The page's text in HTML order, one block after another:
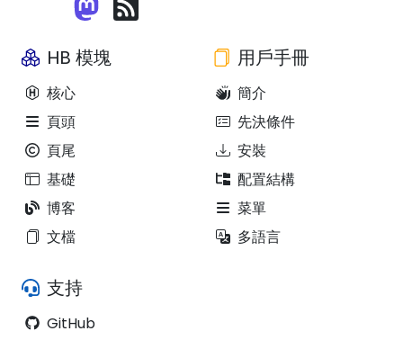
HB 模塊
核心
頁頭
頁尾
基礎
博客
文檔
用戶手冊
簡介
先決條件
安裝
配置結構
菜單
多語言
支持
GitHub